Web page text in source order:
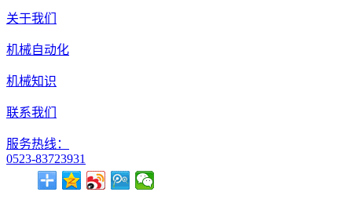
关于我们
机械自动化
机械知识
联系我们
服务热线：
0523-83723931